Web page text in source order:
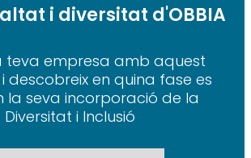
i diversitat d'OBBIA
teva empresa amb aquest
descobreix en quina fase es
la seva incorporació de la
Diversitat i Inclusió